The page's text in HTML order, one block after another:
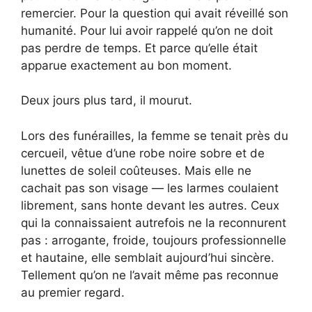
remercier. Pour la question qui avait réveillé son
humanité. Pour lui avoir rappelé qu’on ne doit
pas perdre de temps. Et parce qu’elle était
apparue exactement au bon moment.
Deux jours plus tard, il mourut.
Lors des funérailles, la femme se tenait près du
cercueil, vêtue d’une robe noire sobre et de
lunettes de soleil coûteuses. Mais elle ne
cachait pas son visage — les larmes coulaient
librement, sans honte devant les autres. Ceux
qui la connaissaient autrefois ne la reconnurent
pas : arrogante, froide, toujours professionnelle
et hautaine, elle semblait aujourd’hui sincère.
Tellement qu’on ne l’avait même pas reconnue
au premier regard.